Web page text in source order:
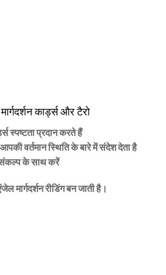
कार्ड्स और टैरो
स्पष्टता प्रदान करते हैं
वर्तमान स्थिति के बारे में संदेश देता है
के साथ करें
मार्गदर्शन रीडिंग बन जाती है।